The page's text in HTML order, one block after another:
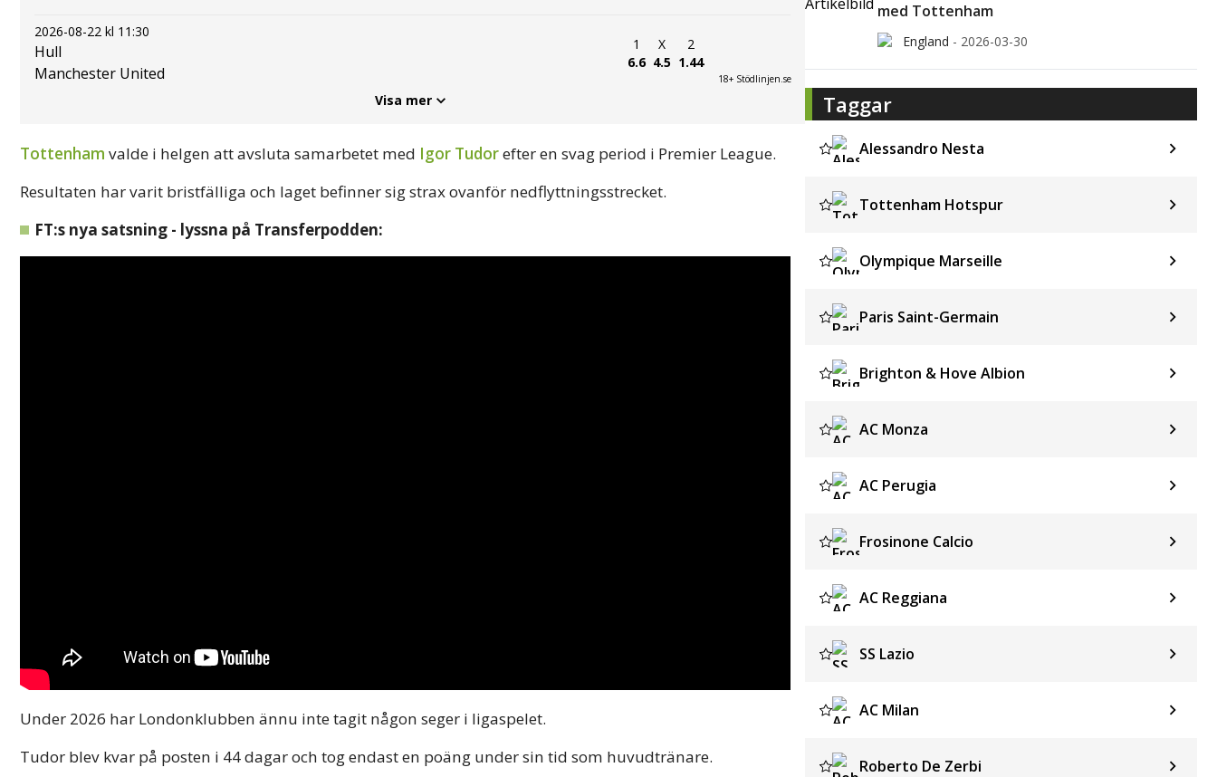
2026-08-22 kl 11:30
Hull
Manchester United
1
6.6
X
4.5
2
1.44
18+ Stödlinjen.se
Visa mer
Tottenham valde i helgen att avsluta samarbetet med Igor Tudorefter en svag period i Premier League.
Resultaten har varit bristfälliga och laget befinner sig strax ovanför nedflyttningsstrecket.
FT:s nya satsning - lyssna på Transferpodden:
Under 2026 har Londonklubben ännu inte tagit någon seger i ligaspelet.
Tudor blev kvar på posten i 44 dagar och tog endast en poäng under sin tid som huvudtränare.
med Tottenham
England - 2026-03-30
Taggar
Alessandro Nesta
Tottenham Hotspur
Olympique Marseille
Paris Saint-Germain
Brighton & Hove Albion
AC Monza
AC Perugia
Frosinone Calcio
AC Reggiana
SS Lazio
AC Milan
Roberto De Zerbi